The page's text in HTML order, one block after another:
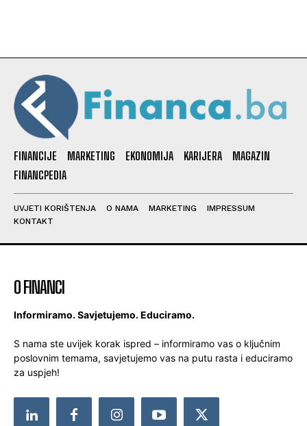
FINANCIJE MARKETING EKONOMIJA KARIJERA
MAGAZIN
FINANCPEDIA
UVJETI KORIŠTENJA O NAMA MARKETING
IMPRESSUM
KONTAKT
O FINANCI
Informiramo. Savjetujemo. Educiramo.
S nama ste uvijek korak ispred – informiramo vas o ključnim
poslovnim temama, savjetujemo vas na putu rasta i educiramo
za uspjeh!